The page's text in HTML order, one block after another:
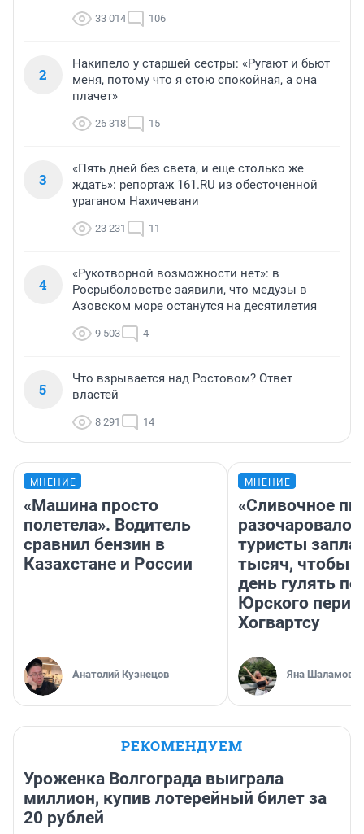
33 014 106
2
Накипело у старшей сестры: «Ругают и бьют
меня, потому что я стою спокойная, а она
плачет»
26 318 15
3
«Пять дней без света, и еще столько же
ждать»: репортаж 161.RU из обесточенной
ураганом Нахичевани
23 231 11
4
«Рукотворной возможности нет»: в
Росрыболовстве заявили, что медузы в
Азовском море останутся на десятилетия
9 503 4
5
Что взрывается над Ростовом? Ответ
властей
8 291 14
МНЕНИЕ
«Машина просто
полетела». Водитель
сравнил бензин в
Казахстане и России
Анатолий Кузнецов
МНЕНИЕ
«Сливочное
разочаровало»:
туристы
тысяч, чтобы
день гулять по
Юрского
Хогвартсу
Яна Шаламова
РЕКОМЕНДУЕМ
Уроженка Волгограда выиграла
миллион, купив лотерейный билет за
20 рублей